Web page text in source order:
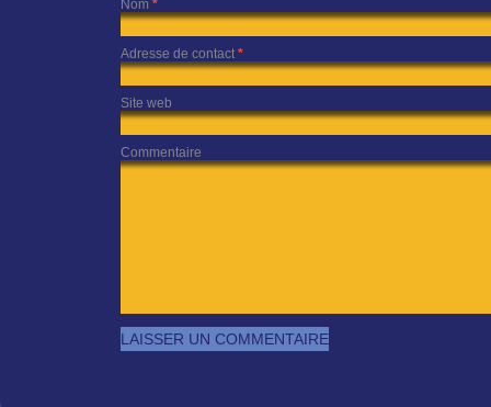
Nom *
Adresse de contact *
Site web
Commentaire